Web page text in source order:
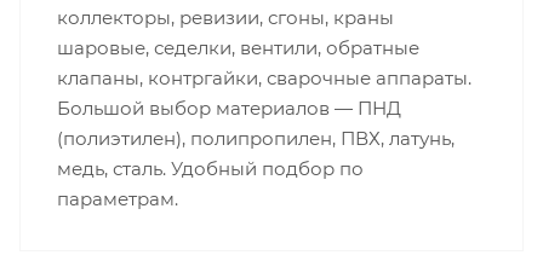
коллекторы, ревизии, сгоны, краны
шаровые, седелки, вентили, обратные
клапаны, контргайки, сварочные аппараты.
Большой выбор материалов — ПНД
(полиэтилен), полипропилен, ПВХ, латунь,
медь, сталь. Удобный подбор по
параметрам.